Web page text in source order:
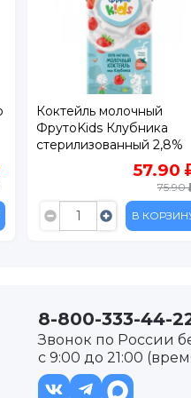
Коктейль молочный
Фисташки-Мороженое
2% 200 мл
54.90
69.90
В
8-800-333-44-
Звонок по России
с 9:00 до 21:00